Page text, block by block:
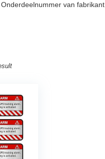
van fabrikant